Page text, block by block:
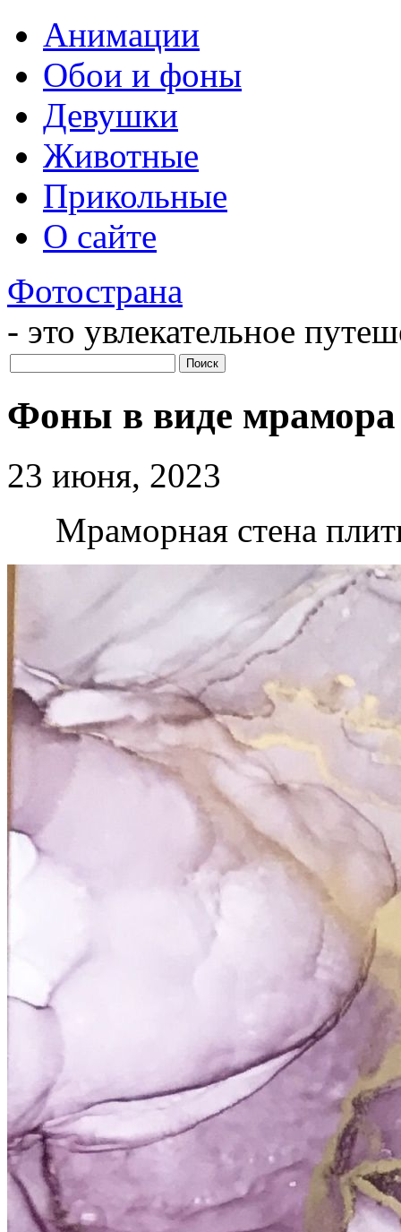
Анимации
Обои и фоны
Девушки
Животные
Прикольные
О сайте
Фотострана
- это увлекательное
Фоны в виде мрамора
23 июня, 2023
Мраморная стена